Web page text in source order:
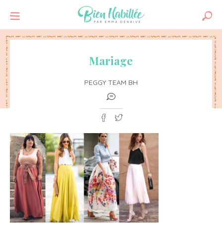
Mariage
PEGGY TEAM BH